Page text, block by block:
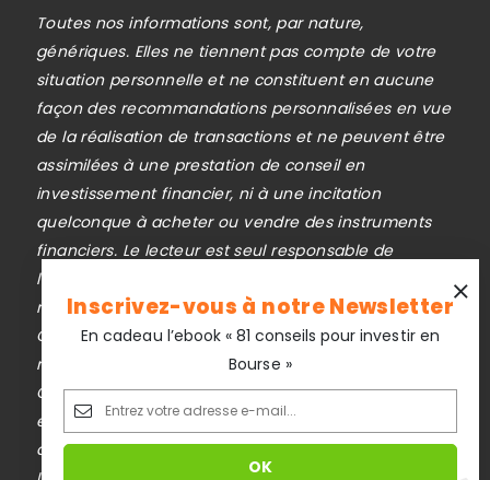
Inscrivez-vous à notre Newsletter
En cadeau l’ebook « 81 conseils pour investir en
Bourse »
Toutes nos informations sont, par nature,
génériques. Elles ne tiennent pas compte de votre
situation personnelle et ne constituent en aucune
façon des recommandations personnalisées en vue
de la réalisation de transactions et ne peuvent être
assimilées à une prestation de conseil en
investissement financier, ni à une incitation
quelconque à acheter ou vendre des instruments
financiers. Le lecteur est seul responsable de
l’utilisation de l’information fournie, sans qu’aucun
recours contre la société éditrice de
Cafedupatrimoine.com ne soit possible. La
responsabilité de la société éditrice de
Cafedupatrimoine.com ne pourra en aucun cas être
engagée en cas d’erreur, d’omission ou
d’investissement inopportun.